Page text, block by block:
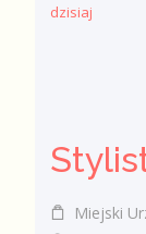
dzisiaj
Miejski